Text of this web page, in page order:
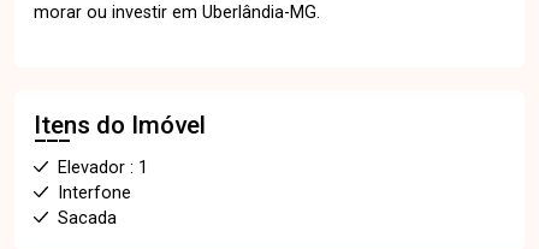
morar ou investir em Uberlândia-MG.
Itens do Imóvel
Elevador : 1
Interfone
Sacada